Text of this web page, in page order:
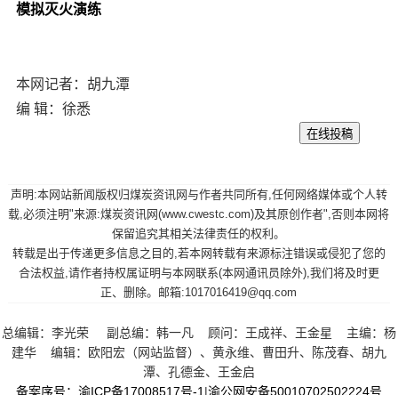
模拟灭火演练
本网记者：胡九潭
编 辑：徐悉
声明:本网站新闻版权归煤炭资讯网与作者共同所有,任何网络媒体或个人转
载,必须注明"来源:煤炭资讯网(www.cwestc.com)及其原创作者",否则本网将
保留追究其相关法律责任的权利。
转载是出于传递更多信息之目的,若本网转载有来源标注错误或侵犯了您的
合法权益,请作者持权属证明与本网联系(本网通讯员除外),我们将及时更
正、删除。邮箱:1017016419@qq.com
总编辑：李光荣 副总编：韩一凡 顾问：王成祥、王金星 主编：杨
建华 编辑：欧阳宏（网站监督）、黄永维、曹田升、陈茂春、胡九
潭、孔德金、王金启
备案序号：渝ICP备17008517号-1 |渝公网安备50010702502224号